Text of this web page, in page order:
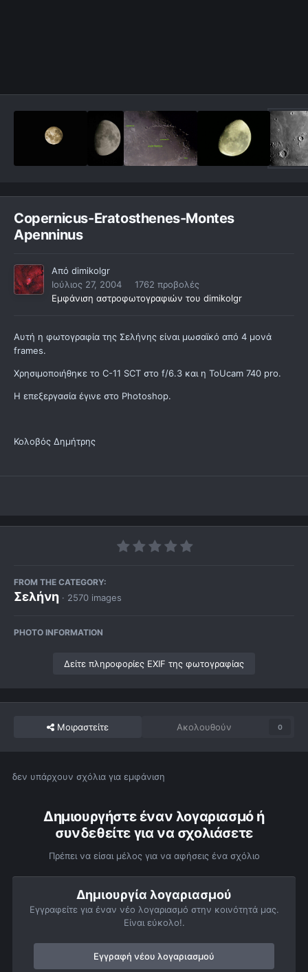
Copernicus-Eratosthenes-Montes
Apenninus
Από dimikolgr
Ιούλιος 27, 2004
1762 προβολές
Εμφάνιση αστροφωτογραφιών του dimikolgr
Αυτή η φωτογραφία της Σελήνης είναι μωσαϊκό από 4 μονά
frames.
Χρησιμοποιήθηκε το C-11 SCT στο f/6.3 και η ToUcam 740 pro.
Η επεξεργασία έγινε στο Photoshop.
Κολοβός Δημήτρης
FROM THE CATEGORY:
Σελήνη · 2570 images
PHOTO INFORMATION
Δείτε πληροφορίες EXIF της φωτογραφίας
Μοιραστείτε Ακολουθούν 0
δεν υπάρχουν σχόλια για εμφάνιση
Δημιουργήστε έναν λογαριασμό ή
συνδεθείτε για να σχολιάσετε
Πρέπει να είσαι μέλος για να αφήσεις ένα σχόλιο
Δημιουργία λογαριασμού
Εγγραφείτε για έναν νέο λογαριασμό στην κοινότητά μας.
Είναι εύκολο!.
Εγγραφή νέου λογαριασμού